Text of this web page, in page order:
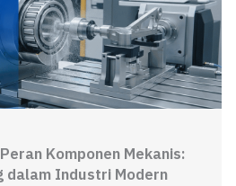
Komponen Mekanis:
dalam Industri Modern